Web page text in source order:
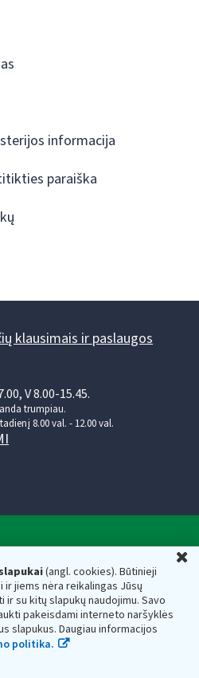
(angl. cookies). Būtinieji
jiems nėra reikalingas Jūsų
su kitų slapukų naudojimu. Savo
pakeisdami interneto naršyklės
slapukus. Daugiau informacijos
politika.
informacija
paraiška
klausimais ir paslaugos
V 8.00-15.45.
trumpiau.
8.00 val. - 12.00 val.
kodas — 188659752,
01107 Vilnius, Lietuva, el.paštas:
adresas 188659752
inspekciją prie Lietuvos
kaupiami ir saugomi Juridinių